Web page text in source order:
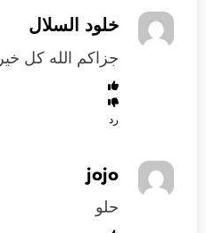
خلود السلال
جزاكم الله كل خير
رد
jojo
حلو